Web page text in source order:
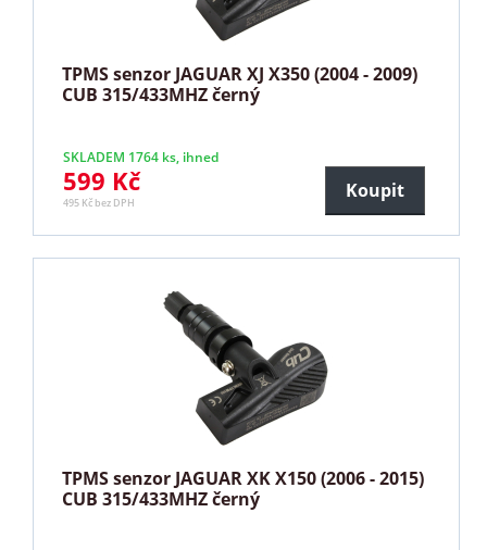
TPMS senzor JAGUAR XJ X350 (2004 - 2009)
CUB 315/433MHZ černý
SKLADEM 1764 ks, ihned
599 Kč
495 Kč bez DPH
Koupit
TPMS senzor JAGUAR XK X150 (2006 - 2015)
CUB 315/433MHZ černý